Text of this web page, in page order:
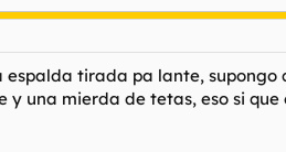
tirada pa lante,
una mierda de tetas, eso si que